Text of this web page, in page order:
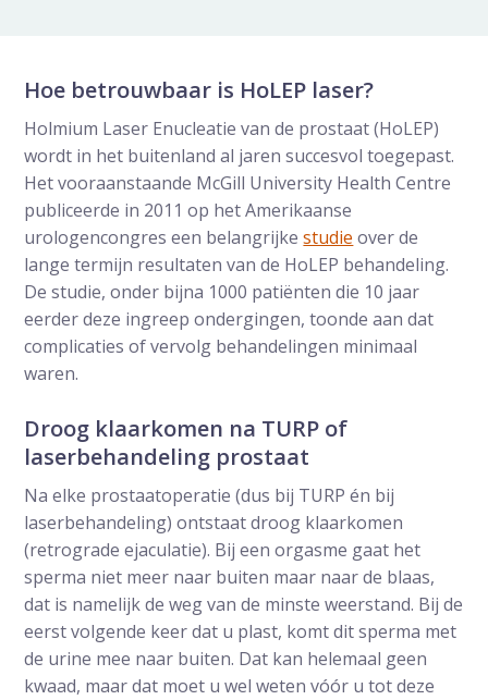
Hoe betrouwbaar is HoLEP laser?
Holmium Laser Enucleatie van de prostaat (HoLEP)
wordt in het buitenland al jaren succesvol toegepast.
Het vooraanstaande McGill University Health Centre
publiceerde in 2011 op het Amerikaanse
urologencongres een belangrijkestudie over de
lange termijn resultaten van de HoLEP behandeling.
De studie, onder bijna 1000 patiënten die 10 jaar
eerder deze ingreep ondergingen, toonde aan dat
complicaties of vervolg behandelingen minimaal
waren.
Droog klaarkomen na TURP of
laserbehandeling prostaat
Na elke prostaatoperatie (dus bij TURP én bij
laserbehandeling) ontstaat droog klaarkomen
(retrograde ejaculatie). Bij een orgasme gaat het
sperma niet meer naar buiten maar naar de blaas,
dat is namelijk de weg van de minste weerstand. Bij de
eerst volgende keer dat u plast, komt dit sperma met
de urine mee naar buiten. Dat kan helemaal geen
kwaad, maar dat moet u wel weten vóór u tot deze